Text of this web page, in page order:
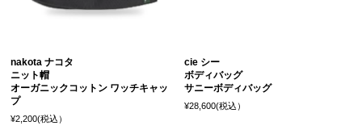
nakota ナコタ
ニット帽
オーガニックコットン ワッチキャッ
プ
¥2,200(税込）
cie シー
ボディバッグ
サニーボディバッグ
¥28,600(税込）